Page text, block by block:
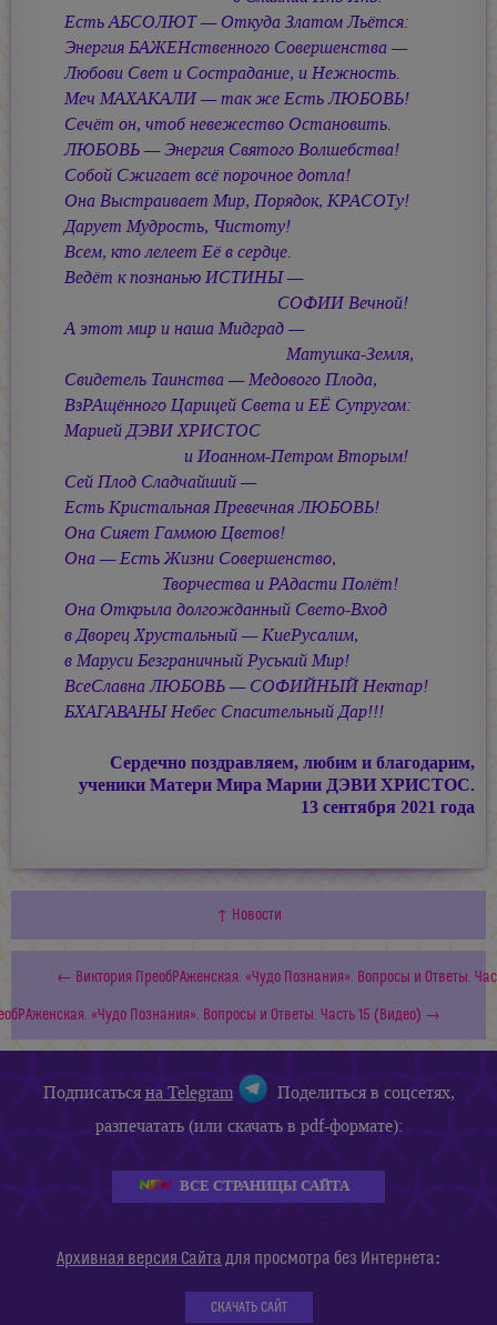
Есть АБСОЛЮТ — Откуда Златом Льётся:
Энергия БАЖЕНственного Совершенства —
Любови Свет и Сострадание, и Нежность.
Меч МАХАКАЛИ — так же Есть ЛЮБОВЬ!
Сечёт он, чтоб невежество Остановить.
ЛЮБОВЬ — Энергия Святого Волшебства!
Собой Сжигает всё порочное дотла!
Она Выстраивает Мир, Порядок, КРАСОТу!
Дарует Мудрость, Чистоту!
Всем, кто лелеет Её в сердце.
Ведёт к познанью ИСТИНЫ —
СОФИИ Вечной!
А этот мир и наша Мидград —
Матушка-Земля,
Свидетель Таинства — Медового Плода,
ВзРАщённого Царицей Света и ЕЁ Супругом:
Марией ДЭВИ ХРИСТОС
и Иоанном-Петром Вторым!
Сей Плод Сладчайший —
Есть Кристальная Превечная ЛЮБОВЬ!
Она Сияет Гаммою Цветов!
Она — Есть Жизни Совершенство,
Творчества и РАдасти Полёт!
Она Открыла долгожданный Свето-Вход
в Дворец Хрустальный — КиеРусалим,
в Маруси Безграничный Руський Мир!
ВсеСлавна ЛЮБОВЬ — СОФИЙНЫЙ Нектар!
БХАГАВАНЫ Небес Спасительный Дар!!!
Сердечно поздравляем, любим и благодарим,
ученики Матери МираМарии ДЭВИ ХРИСТОС.
13 сентября 2021 года
↑ Новости
← Виктория ПреобРАженская. «Чудо Познания». Вопросы и Ответы.
«Чудо Познания». Вопросы и Ответы. Часть 15 (Видео) →
Подписатьсяна Telegram
Поделиться в соцсетях,
разпечатать (или скачать в pdf-формате):
ВСЕ СТРАНИЦЫ САЙТА
Архивная версия Сайта для просмотра без Интернета:
СКАЧАТЬ САЙТ